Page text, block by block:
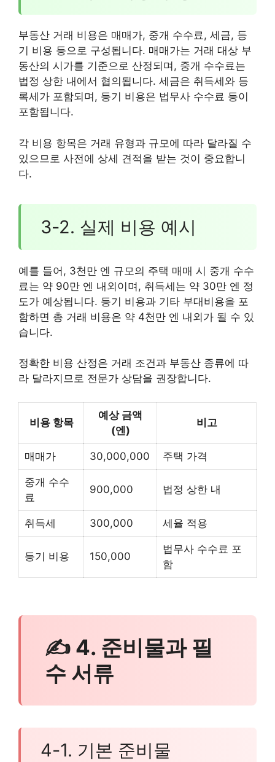
부동산 거래 비용은 매매가, 중개 수수료, 세금, 등
기 비용 등으로 구성됩니다. 매매가는 거래 대상 부
동산의 시가를 기준으로 산정되며, 중개 수수료는
법정 상한 내에서 협의됩니다. 세금은 취득세와 등
록세가 포함되며, 등기 비용은 법무사 수수료 등이
포함됩니다.
각 비용 항목은 거래 유형과 규모에 따라 달라질 수
있으므로 사전에 상세 견적을 받는 것이 중요합니
다.
3-2. 실제 비용 예시
예를 들어, 3천만 엔 규모의 주택 매매 시 중개 수수
료는 약 90만 엔 내외이며, 취득세는 약 30만 엔 정
도가 예상됩니다. 등기 비용과 기타 부대비용을 포
함하면 총 거래 비용은 약 4천만 엔 내외가 될 수 있
습니다.
정확한 비용 산정은 거래 조건과 부동산 종류에 따
라 달라지므로 전문가 상담을 권장합니다.
비용 항목
예상 금액
(엔)
비고
매매가 30,000,000 주택 가격
중개 수수
료
900,000 법정 상한 내
취득세 300,000 세율 적용
등기 비용 150,000
법무사 수수료 포
함
✍ 4. 준비물과 필
수 서류
4-1. 기본 준비물